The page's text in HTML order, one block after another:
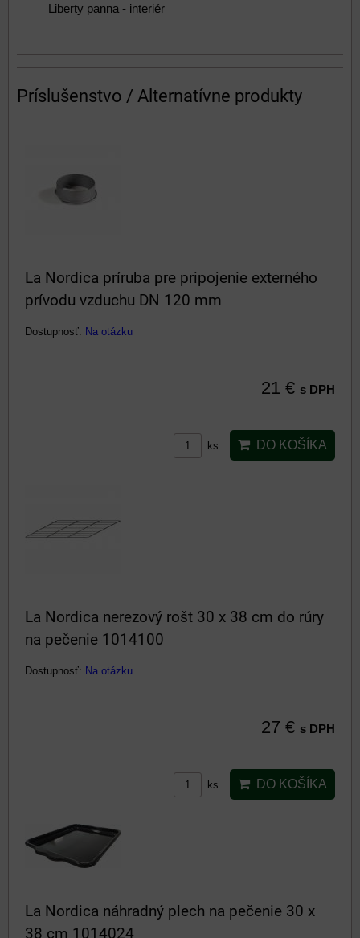
Liberty panna - interiér
Príslušenstvo / Alternatívne produkty
La Nordica príruba pre pripojenie externého
prívodu vzduchu DN 120 mm
Dostupnosť: Na otázku
21 € s DPH
ks DO KOŠÍKA
La Nordica nerezový rošt 30 x 38 cm do rúry
na pečenie 1014100
Dostupnosť: Na otázku
27 € s DPH
ks DO KOŠÍKA
La Nordica náhradný plech na pečenie 30 x
38 cm 1014024